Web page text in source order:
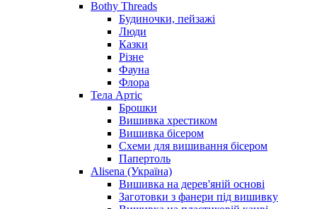
Bothy Threads
Будиночки, пейзажі
Люди
Казки
Різне
Фауна
Флора
Тела Артіс
Брошки
Вишивка хрестиком
Вишивка бісером
Схеми для вишивання бісером
Папертоль
Alisena (Україна)
Вишивка на дерев'яній основі
Заготовки з фанери під вишивку